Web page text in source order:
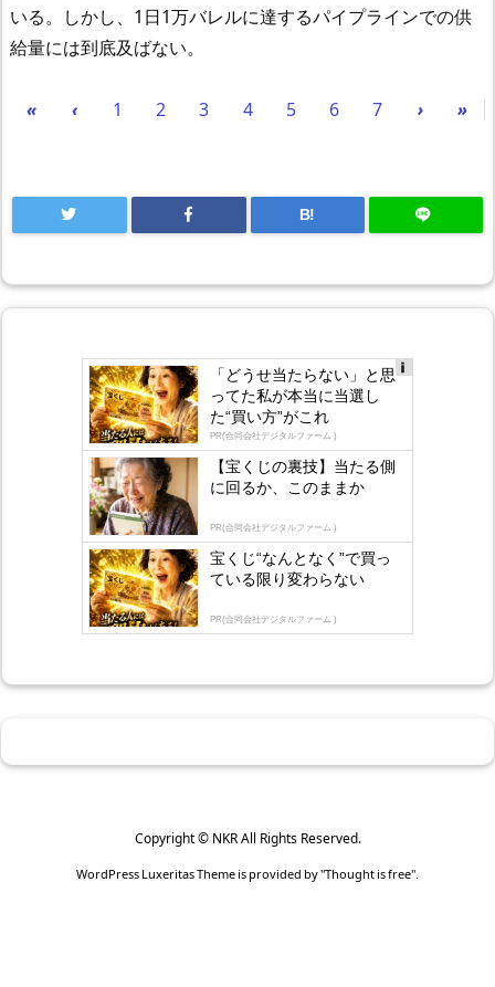
いる。しかし、1日1万バレルに達するパイプラインでの供
給量には到底及ばない。
« ‹ 1 2 3 4 5 6 7 › »
B!
gly
「どうせ当たらない」と思
ってた私が本当に当選し
た“買い方”がこれ
PR(合同会社デジタルファーム )
【宝くじの裏技】当たる側
に回るか、このままか
PR(合同会社デジタルファーム )
宝くじ“なんとなく”で買っ
ている限り変わらない
PR(合同会社デジタルファーム )
Copyright © NKRAll Rights Reserved.
WordPress Luxeritas Theme is provided by "Thought is free".